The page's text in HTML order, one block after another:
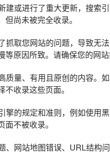
建或进行了重大更新，搜索
尚未被完全收录。
抓取您网站的问题，导致无
原因所致。请确保您的网
质量、有用且原创的内容。
收录这些页面。
擎的规定和准则，例如使用
不被收录。
、网站地图错误、URL结构